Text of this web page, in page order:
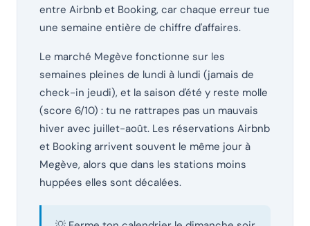
entre Airbnb et Booking, car chaque erreur tue
une semaine entière de chiffre d'affaires.
Le marché Megève fonctionne sur les
semaines pleines de lundi à lundi (jamais de
check-in jeudi), et la saison d'été y reste molle
(score 6/10) : tu ne rattrapes pas un mauvais
hiver avec juillet-août. Les réservations Airbnb
et Booking arrivent souvent le même jour à
Megève, alors que dans les stations moins
huppées elles sont décalées.